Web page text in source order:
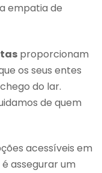
empatia de
proporcionam
os seus entes
do lar.
de quem
acessíveis em
assegurar um